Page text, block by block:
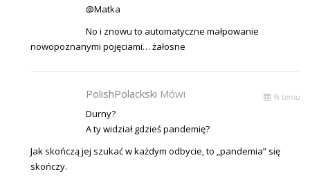
@Matka
No i znowu to automatyczne małpowanie
nowopoznanymi pojęciami… żałosne
PolishPolackski Mówi % temu
Durny?
A ty widział gdzieś pandemię?
Jak skończą jej szukać w każdym odbycie, to „pandemia” się
skończy.